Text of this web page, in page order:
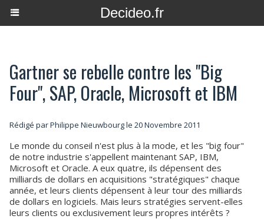
Decideo.fr
Gartner se rebelle contre les "Big
Four", SAP, Oracle, Microsoft et IBM
Rédigé parPhilippe Nieuwbourgle 20 Novembre 2011
Le monde du conseil n'est plus à la mode, et les "big four"
de notre industrie s'appellent maintenant SAP, IBM,
Microsoft et Oracle. A eux quatre, ils dépensent des
milliards de dollars en acquisitions "stratégiques" chaque
année, et leurs clients dépensent à leur tour des milliards
de dollars en logiciels. Mais leurs stratégies servent-elles
leurs clients ou exclusivement leurs propres intérêts ?